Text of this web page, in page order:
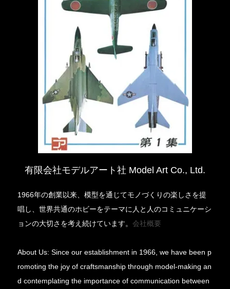
有限会社モデルアート社 Model Art Co., Ltd.
1966年の創業以来、模型を通じてモノづくりの楽しさを提
唱し、世界共通のホビーをテーマに人と人のコミュニケーシ
ョンの大切さを考え続けています。会社概要
About Us: Since our establishment in 1966, we have been p
romoting the joy of craftsmanship through model-making an
d contemplating the importance of communication between